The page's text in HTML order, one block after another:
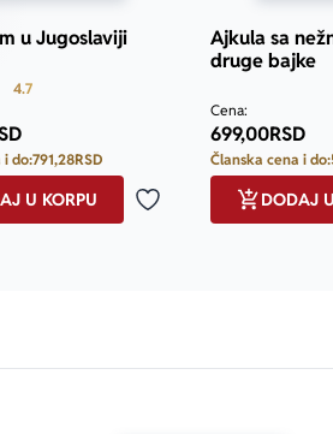
u Jugoslaviji
4.7Prosecna ocena je 4.7 od 5
i do:791,28RSD
Dodaj u omiljene
U KORPU
Ajkula sa
druge bajke
Cena:
699,00RSD
Članska cena i do:
DODAJ